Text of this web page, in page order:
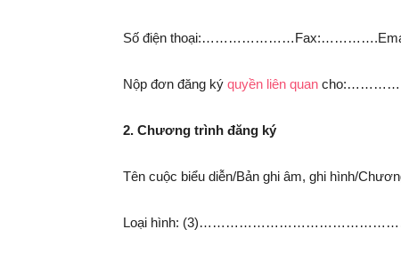
Số điện
Nộp đơn đăng ký quyền liên quan
2. Chương trình đăng ký
Tên cuộc biểu diễn/Bản ghi âm, ghi hình/
Loại hình: